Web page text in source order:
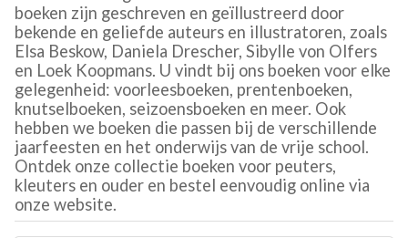
boeken zijn geschreven en geïllustreerd door
bekende en geliefde auteurs en illustratoren, zoals
Elsa Beskow, Daniela Drescher, Sibylle von Olfers
en Loek Koopmans. U vindt bij ons boeken voor elke
gelegenheid: voorleesboeken, prentenboeken,
knutselboeken, seizoensboeken en meer. Ook
hebben we boeken die passen bij de verschillende
jaarfeesten en het onderwijs van de vrije school.
Ontdek onze collectie boeken voor peuters,
kleuters en ouder en bestel eenvoudig online via
onze website.